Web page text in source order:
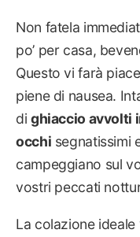
Non fatela
po’ per casa,
Questo vi farà
piene di nausea.
di ghiaccio avvolti
occhi segnatissimi
campeggiano sul
vostri peccati
La colazione ideale